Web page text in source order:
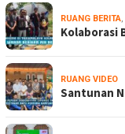
RUANG BERITA,
Kolaborasi
RUANG VIDEO
Santunan